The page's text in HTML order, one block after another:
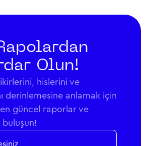
Olun!
hislerini ve
derinlemesine anlamak için
en güncel raporlar ve